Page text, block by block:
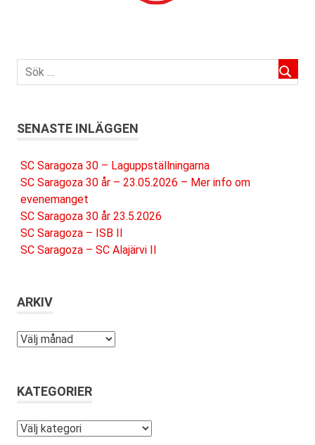
SENASTE INLÄGGEN
SC Saragoza 30 – Laguppställningarna
SC Saragoza 30 år – 23.05.2026 – Mer info om
evenemanget
SC Saragoza 30 år 23.5.2026
SC Saragoza – ISB II
SC Saragoza – SC Alajärvi II
ARKIV
Arkiv
KATEGORIER
Kategorier